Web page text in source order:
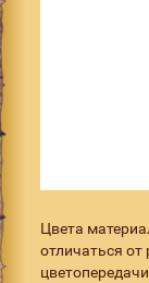
Цвета
отличаться от